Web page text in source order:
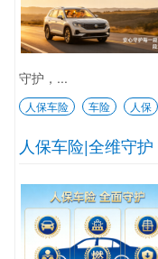
守护，...
人保车险 车险 人保
人保车险|全维守